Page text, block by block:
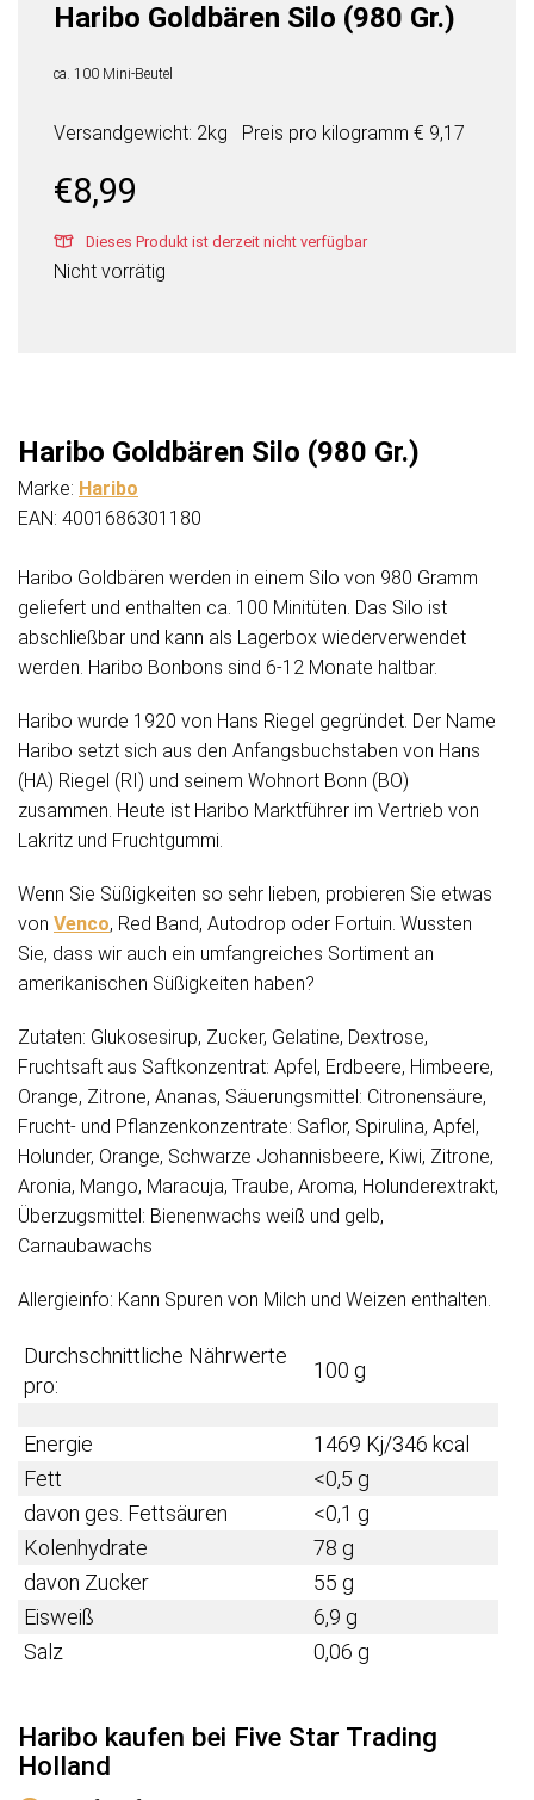
Haribo Goldbären Silo (980 Gr.)
ca. 100 Mini-Beutel
Versandgewicht: 2kg Preis pro kilogramm € 9,17
€8,99
Dieses Produkt ist derzeit nicht verfügbar
Nicht vorrätig
Haribo Goldbären Silo (980 Gr.)
Marke: Haribo
EAN: 4001686301180
Haribo Goldbären werden in einem Silo von 980 Gramm
geliefert und enthalten ca. 100 Minitüten. Das Silo ist
abschließbar und kann als Lagerbox wiederverwendet
werden. Haribo Bonbons sind 6-12 Monate haltbar.
Haribo wurde 1920 von Hans Riegel gegründet. Der Name
Haribo setzt sich aus den Anfangsbuchstaben von Hans
(HA) Riegel (RI) und seinem Wohnort Bonn (BO)
zusammen. Heute ist Haribo Marktführer im Vertrieb von
Lakritz und Fruchtgummi.
Wenn Sie Süßigkeiten so sehr lieben, probieren Sie etwas
von Venco, Red Band, Autodrop oder Fortuin. Wussten
Sie, dass wir auch ein umfangreiches Sortiment an
amerikanischen Süßigkeiten haben?
Zutaten: Glukosesirup, Zucker, Gelatine, Dextrose,
Fruchtsaft aus Saftkonzentrat: Apfel, Erdbeere, Himbeere,
Orange, Zitrone, Ananas, Säuerungsmittel: Citronensäure,
Frucht- und Pflanzenkonzentrate: Saflor, Spirulina, Apfel,
Holunder, Orange, Schwarze Johannisbeere, Kiwi, Zitrone,
Aronia, Mango, Maracuja, Traube, Aroma, Holunderextrakt,
Überzugsmittel: Bienenwachs weiß und gelb,
Carnaubawachs
Allergieinfo: Kann Spuren von Milch und Weizen enthalten.
Durchschnittliche Nährwerte
pro:
100 g
Energie
1469 Kj/346 kcal
Fett
<0,5 g
davon ges. Fettsäuren
<0,1 g
Kolenhydrate
78 g
davon Zucker
55 g
Eisweiß
6,9 g
Salz
0,06 g
Haribo kaufen bei Five Star Trading
Holland